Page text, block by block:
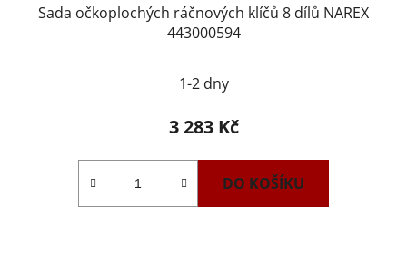
Sada očkoplochých ráčnových klíčů 8 dílů NAREX
443000594
1-2 dny
3 283 Kč
DO KOŠÍKU